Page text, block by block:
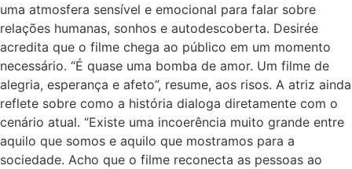
uma atmosfera sensível e emocional para falar sobre
relações humanas, sonhos e autodescoberta. Desirée
acredita que o filme chega ao público em um momento
necessário. “É quase uma bomba de amor. Um filme de
alegria, esperança e afeto”, resume, aos risos. A atriz ainda
reflete sobre como a história dialoga diretamente com o
cenário atual. “Existe uma incoerência muito grande entre
aquilo que somos e aquilo que mostramos para a
sociedade. Acho que o filme reconecta as pessoas ao